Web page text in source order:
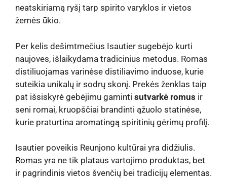
neatskiriamą ryšį tarp spirito varyklos ir vietos
žemės ūkio.
Per kelis dešimtmečius Isautier sugebėjo kurti
naujoves, išlaikydama tradicinius metodus. Romas
distiliuojamas varinėse distiliavimo induose, kurie
suteikia unikalų ir sodrų skonį. Prekės ženklas taip
pat išsiskyrė gebėjimu gaminti sutvarkė romus ir
seni romai, kruopščiai brandinti ąžuolo statinėse,
kurie praturtina aromatingą spiritinių gėrimų profilį.
Isautier poveikis Reunjono kultūrai yra didžiulis.
Romas yra ne tik plataus vartojimo produktas, bet
ir pagrindinis vietos švenčių bei tradicijų elementas.